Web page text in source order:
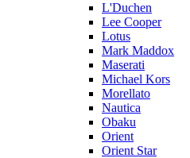
L'Duchen
Lee Cooper
Lotus
Mark Maddox
Maserati
Michael Kors
Morellato
Nautica
Obaku
Orient
Orient Star